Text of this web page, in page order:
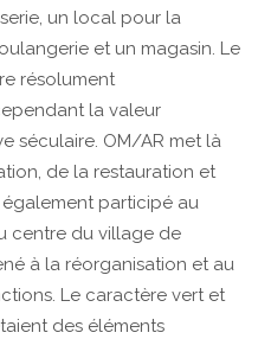
un local pour la
et un magasin. Le
résolument
la valeur
séculaire. OM/AR met là
de la restauration et
participé au
centre du village de
à la réorganisation et au
Le caractère vert et
des éléments